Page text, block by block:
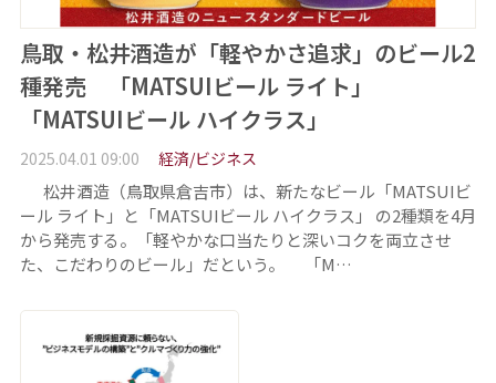
鳥取・松井酒造が「軽やかさ追求」のビール2
種発売 「MATSUIビール ライト」
「MATSUIビール ハイクラス」
2025.04.01 09:00 経済/ビジネス
松井酒造（鳥取県倉吉市）は、新たなビール「MATSUIビ
ール ライト」と「MATSUIビール ハイクラス」 の2種類を4月
から発売する。「軽やかな口当たりと深いコクを両立させ
た、こだわりのビール」だという。 「M…